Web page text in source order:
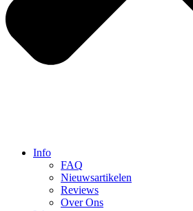
Info
FAQ
Nieuwsartikelen
Reviews
Over Ons